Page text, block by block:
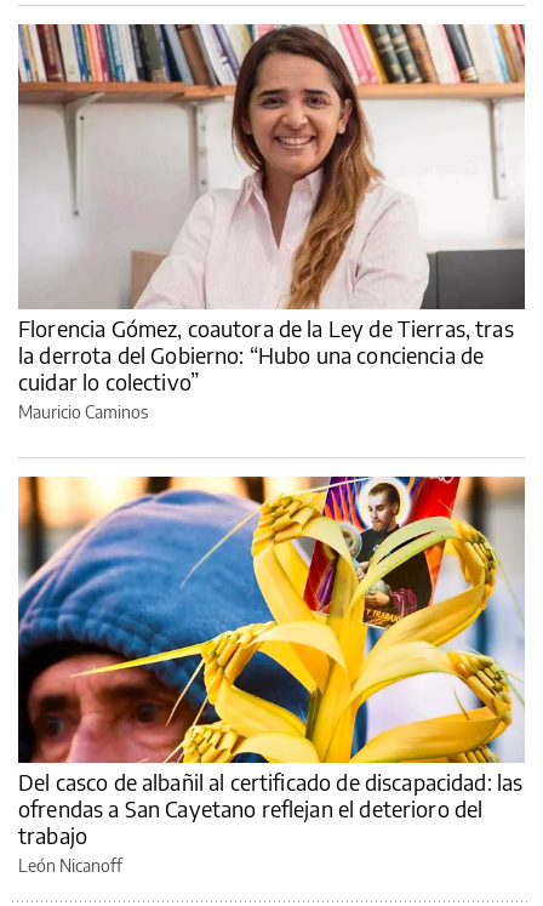
Florencia Gómez, coautora de la Ley de Tierras, tras
la derrota del Gobierno: “Hubo una conciencia de
cuidar lo colectivo”
Mauricio Caminos
Del casco de albañil al certificado de discapacidad: las
ofrendas a San Cayetano reflejan el deterioro del
trabajo
León Nicanoff